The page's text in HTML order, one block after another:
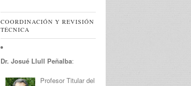
COORDINACIÓN Y REVISIÓN
TÉCNICA
Dr. Josué Llull Peñalba:
Profesor Titular del